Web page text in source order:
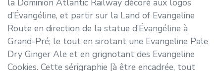
la Dominion Atlantic Railway décoré aux logos
d’Évangéline, et partir sur la Land of Evangeline
Route en direction de la statue d’Évangéline à
Grand-Pré; le tout en sirotant une Evangeline Pale
Dry Ginger Ale et en grignotant des Evangeline
Cookies. Cette sérigraphie [à être encadrée, tout